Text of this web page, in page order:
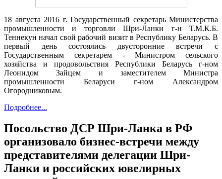
18 августа 2016 г. Государственный секретарь Министерства
промышленности
и торговли Шри-Ланки г-н Т.М.К.Б.
Теннекун начал свой рабочий визит в Республику Беларусь. В
первый
день состоялись двусторонние встречи
с
Государственным
секретарем - Министром
сельского
хозяйства
и продовольствия Республики Беларусь г-ном
Леонидом
Зайцем и заместителем
Министра
промышленности
Беларуси г-ном
Александром
Огородниковым.
Подробнее...
Посольство ДСР Шри-Ланка в РФ
организовало бизнес-встречи между
представителями делегации Шри-
Ланки и российских ювелирных